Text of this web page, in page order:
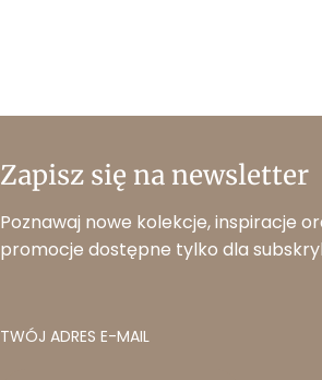
Zapisz się na newsletter
Poznawaj nowe kolekcje, inspiracje
promocje dostępne tylko dla
TWÓJ ADRES E-MAIL